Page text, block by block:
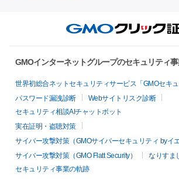
GMOインターネットグループのセキュリティ
世界初総合ネットセキュリティサービス「GMOセキュ
パスワード漏洩診断
Webサイトリスク診断
セキュリティ相談AIチャットボット
実在証明・盗聴対策
サイバー攻撃対策（GMOサイバーセキュリティ byイエ
サイバー攻撃対策（GMO Flatt Security）
なりすま
セキュリティ事業の軌跡